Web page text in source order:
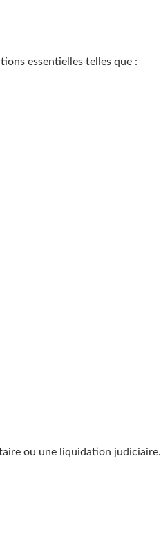
essentielles telles que :
ou une liquidation judiciaire.